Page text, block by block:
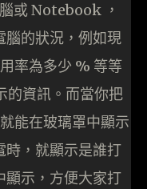
或 Notebook ，
腦的狀況，例如現
率為多少 % 等等
資訊。而當你把
能在玻璃罩中顯示
時，就顯示是誰打
顯示，方便大家打